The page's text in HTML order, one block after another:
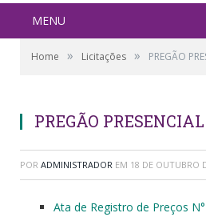
MENU
Home » Licitações » PREGÃO
PREGÃO
POR ADMINISTRADOR EM 18 DE OUTUBRO
Ata de Registro de Preços